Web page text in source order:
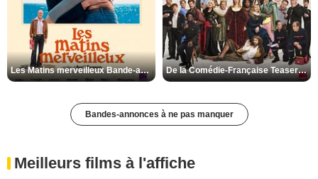
Les Matins merveilleux Bande-annonce VF De la Comédie-Française Teaser VF
Bandes-annonces à ne pas manquer
Meilleurs films à l'affiche